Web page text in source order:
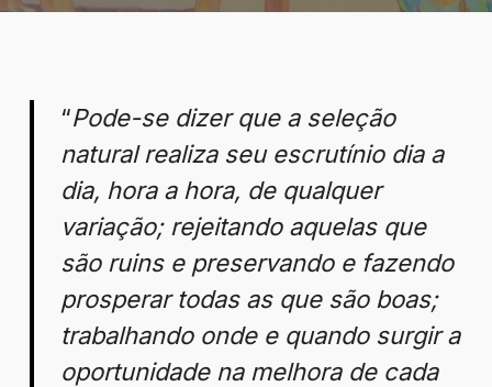
“Pode-se dizer que a seleção
natural realiza seu escrutínio dia a
dia, hora a hora, de qualquer
variação; rejeitando aquelas que
são ruins e preservando e fazendo
prosperar todas as que são boas;
trabalhando onde e quando surgir a
oportunidade na melhora de cada